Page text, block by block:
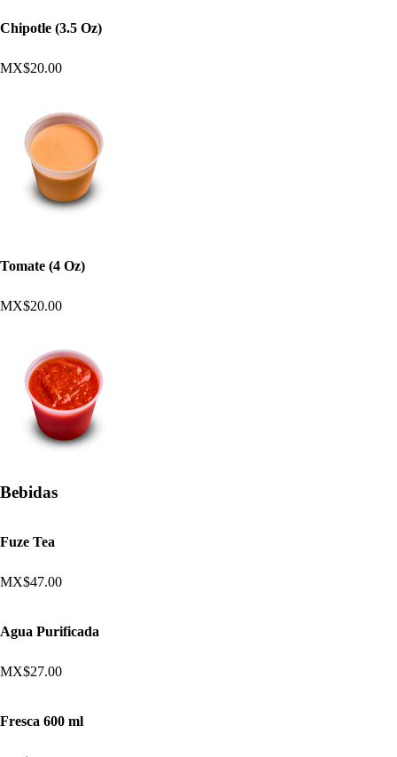
Chipotle (3.5 Oz)
MX$20.00
Tomate (4 Oz)
MX$20.00
Bebidas
Fuze Tea
MX$47.00
Agua Purificada
MX$27.00
Fresca 600 ml